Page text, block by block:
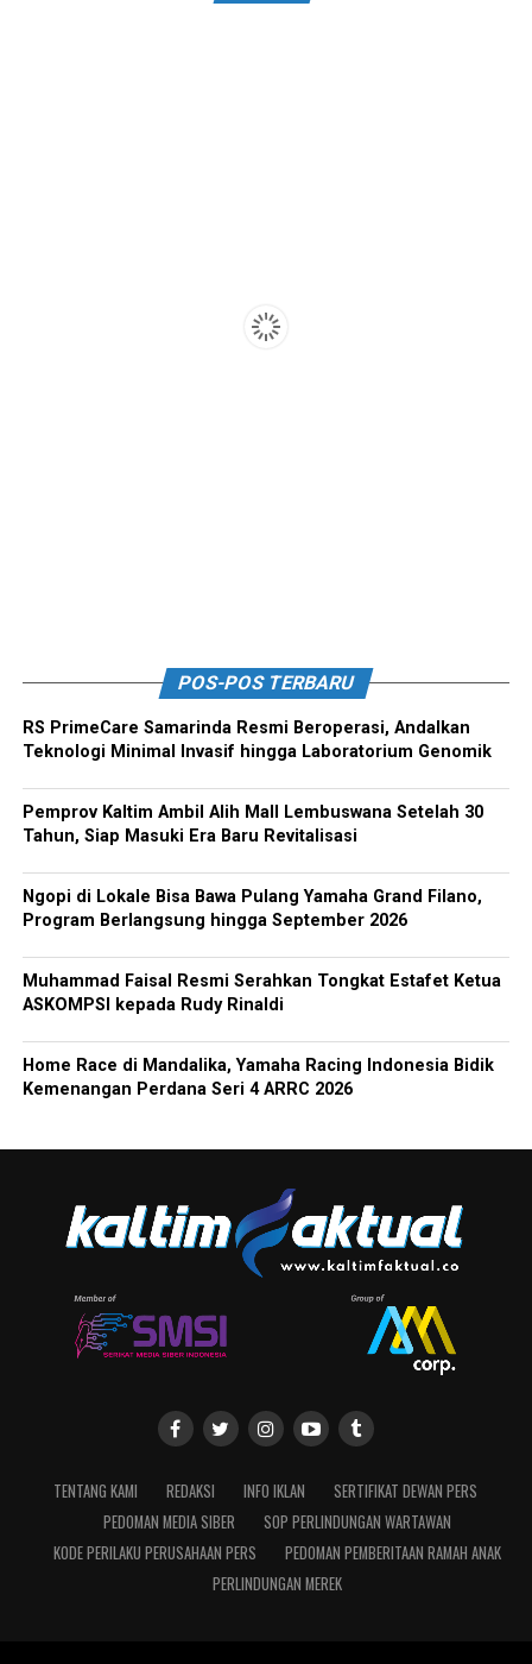
POS-POS TERBARU
RS PrimeCare Samarinda Resmi Beroperasi, Andalkan
Teknologi Minimal Invasif hingga Laboratorium Genomik
Pemprov Kaltim Ambil Alih Mall Lembuswana Setelah 30
Tahun, Siap Masuki Era Baru Revitalisasi
Ngopi di Lokale Bisa Bawa Pulang Yamaha Grand Filano,
Program Berlangsung hingga September 2026
Muhammad Faisal Resmi Serahkan Tongkat Estafet Ketua
ASKOMPSI kepada Rudy Rinaldi
Home Race di Mandalika, Yamaha Racing Indonesia Bidik
Kemenangan Perdana Seri 4 ARRC 2026
TENTANG KAMI REDAKSI INFO IKLAN
SERTIFIKAT DEWAN PERS
PEDOMAN MEDIA SIBER
SOP PERLINDUNGAN WARTAWAN
KODE PERILAKU PERUSAHAAN PERS
PEDOMAN PEMBERITAAN RAMAH ANAK
PERLINDUNGAN MEREK